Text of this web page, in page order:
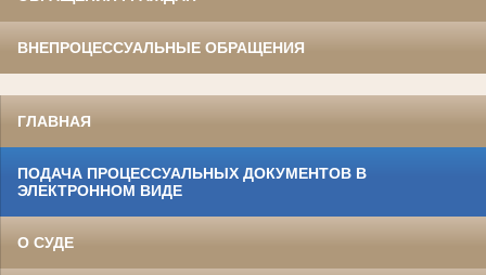
ВНЕПРОЦЕССУАЛЬНЫЕ ОБРАЩЕНИЯ
ГЛАВНАЯ
ПОДАЧА ПРОЦЕССУАЛЬНЫХ ДОКУМЕНТОВ В
ЭЛЕКТРОННОМ ВИДЕ
О СУДЕ